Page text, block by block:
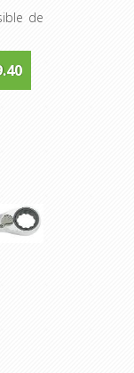
de